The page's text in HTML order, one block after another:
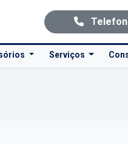
Serviços